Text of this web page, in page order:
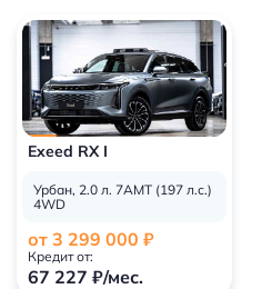
Exeed RX I
Урбан, 2.0 л. 7AMT (197 л.с.)
4WD
от 3 299 000 ₽
Кредит от:
67 227 ₽/мес.